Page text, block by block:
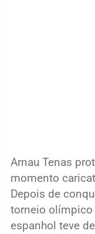
Arnau Tenas
momento
Depois de
torneio olímpico
espanhol teve